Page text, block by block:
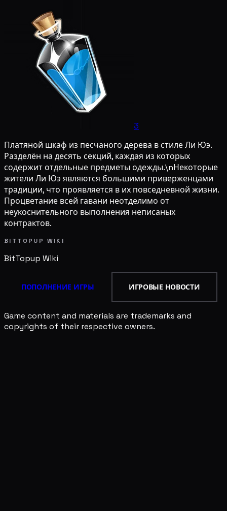
3
Платяной шкаф из песчаного дерева в стиле Ли Юэ.
Разделён на десять секций, каждая из которых
содержит отдельные предметы одежды.\nНекоторые
жители Ли Юэ являются большими приверженцами
традиции, что проявляется в их повседневной жизни.
Процветание всей гавани неотделимо от
неукоснительного выполнения неписаных
контрактов.
BITTOPUP WIKI
BitTopup Wiki
ПОПОЛНЕНИЕ ИГРЫ ИГРОВЫЕ НОВОСТИ
Game content and materials are trademarks and
copyrights of their respective owners.